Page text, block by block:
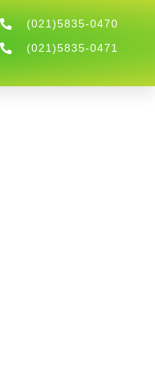
(021)5835-0470
(021)5835-0471